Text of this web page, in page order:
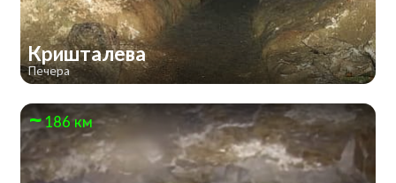
Кришталева
Печера
186 км